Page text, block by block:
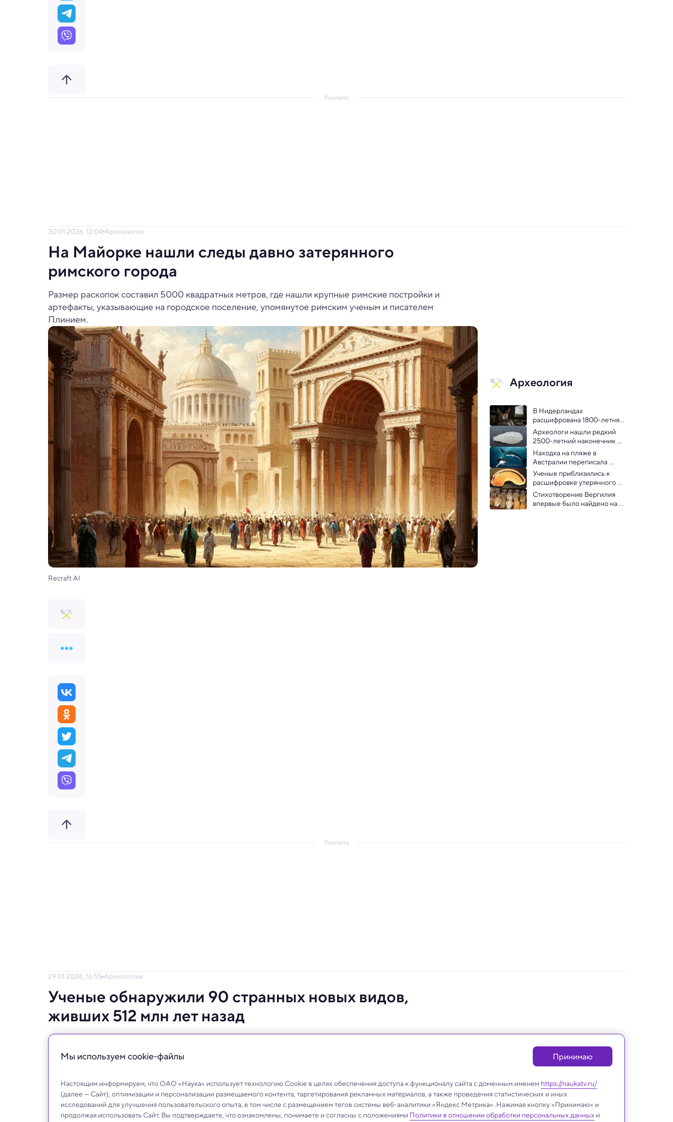
Реклама
30.01.2026, 12:04 Археология
На Майорке нашли следы давно затерянного
римского города
Размер раскопок составил 5000 квадратных метров, где нашли крупные римские постройки и
артефакты, указывающие на городское поселение, упомянутое римским ученым и писателем
Плинием.
Recraft AI
Археология
В Нидерландах
расшифрована 1800-летняя
табличка с древним
проклятием
Археологи нашли редкий
2500-летний наконечник
стрелы из кварцита
Находка на пляже в
Австралии переписала
историю эволюции китов
Ученые приблизились к
расшифровке утерянного
анатолийского языка
Стихотворение Вергилия
впервые было найдено на
Реклама
29.01.2026, 16:55 Археология
Ученые обнаружили 90 странных новых видов,
живших 512 млн лет назад
Открытие стало окном в морскую жизнь, существовавшую вскоре после первого массового
вымирания на Земле.
Мы используем сookie-файлы Принимаю
Настоящим информируем, что ОАО «Наука» использует технологию Cookie в целях обеспечения доступа к функционалу сайта с доменным именем https://naukatv.ru/
(далее — Сайт), оптимизации и персонализации размещаемого контента, таргетирования рекламных материалов, а также проведения статистических и иных
исследований для улучшения пользовательского опыта, в том числе с размещением тегов системы веб-аналитики «Яндекс Метрика». Нажимая кнопку «Принимаю» и
продолжая использовать Сайт, Вы подтверждаете, что ознакомлены, понимаете и согласны с положениями Политики в отношении обработки персональных данных и